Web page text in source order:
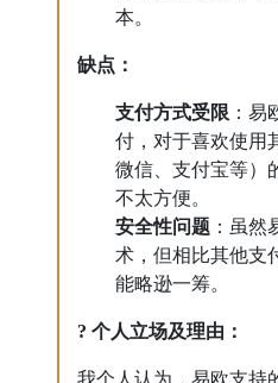
本。
缺点：
支付方式受限 ：易
付，对于喜欢使用
微信、支付宝等）
不太方便。
安全性问题 ：虽然
术，但相比其他支
能略逊一筹。
? 个人立场及理由：
我个人认为，易欧支持